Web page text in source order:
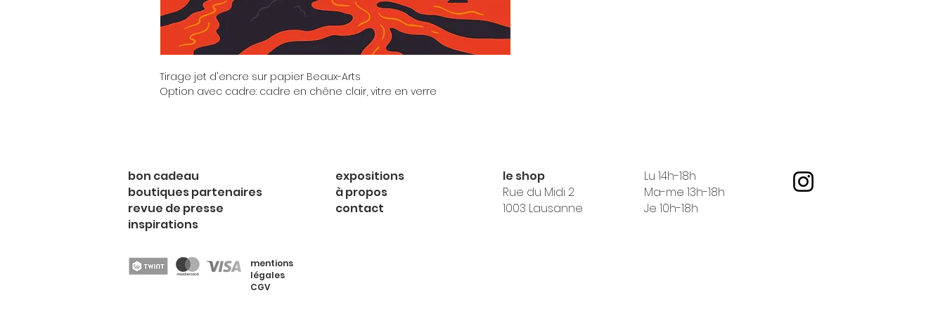
Tirage jet d'encre sur papier Beaux-Arts
Option avec cadre: cadre en chêne clair, vitre en verre
bon cadeau
boutiques partenaires
revue de presse
expositions
à propos
contact
inspirations
mentions
légales
CGV
le shop
Rue du Midi 2
1003 Lausanne
Lu 14h-18h
Ma-me 13h-18h
Je 10h-18h